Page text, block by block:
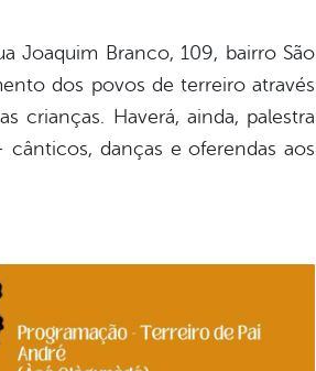
Joaquim Branco, 109, bairro São
dos povos de terreiro através
crianças. Haverá, ainda, palestra
danças e oferendas aos